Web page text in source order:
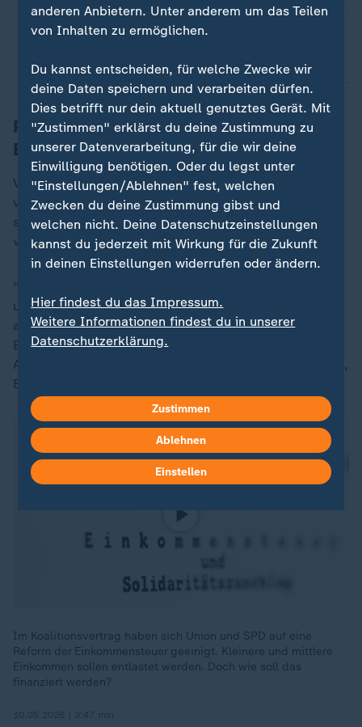
Wie ist die Senkung der Körperschaftsteuer
Politische Debatte um
Einkommensteuer
Vor diesem Hintergrund ist die politische Debatte für
viele Unternehmen schwierig. Die SPDsetzt auf eine
stärkere Belastung hoher Einkommen, dieUnionwarnt
vor Folgen für den Mittelstand.
"Mehrbelastungen sind grundsätzlich zu vermeiden
und müssten durch Entlastungen an anderer Stelle
ausgeglichen werden", sagt Dr. Hans-Jürgen Völz vom
Bundesverband mittelständische Wirtschaft (BVMW).
Andernfalls drohten negative Effekte auf Investitionen,
Beschäftigung und Wertschöpfung.
Im Koalitionsvertrag haben sich Union und SPD auf eine
Reform der Einkommensteuer geeinigt. Kleinere und mittlere
Einkommen sollen entlastet werden. Doch wie soll das
finanziert werden?
anderen Anbietern. Unter anderem um das Teilen
von Inhalten zu ermöglichen.
Du kannst entscheiden, für welche Zwecke wir
deine Daten speichern und verarbeiten dürfen.
Dies betrifft nur dein aktuell genutztes Gerät. Mit
"Zustimmen" erklärst du deine Zustimmung zu
unserer Datenverarbeitung, für die wir deine
Einwilligung benötigen. Oder du legst unter
"Einstellungen/Ablehnen" fest, welchen
Zwecken du deine Zustimmung gibst und
welchen nicht. Deine Datenschutzeinstellungen
kannst du jederzeit mit Wirkung für die Zukunft
in deinen Einstellungen widerrufen oder ändern.
Hier findest du das Impressum.
Weitere Informationen findest du in unserer
Datenschutzerklärung.
Zustimmen
Ablehnen
Einstellen